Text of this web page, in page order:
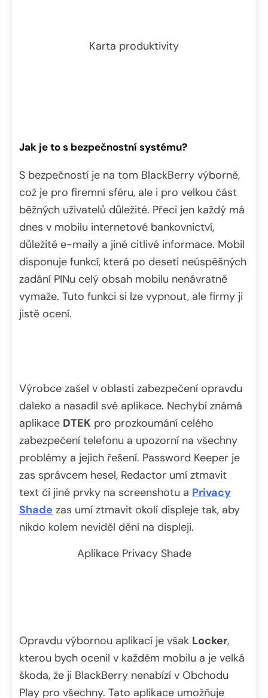
Karta produktivity
Jak je to s bezpečnostní systému?
S bezpečností je na tom BlackBerry výborně,
což je pro firemní sféru, ale i pro velkou část
běžných uživatelů důležité. Přeci jen každý má
dnes v mobilu internetové bankovnictví,
důležité e-maily a jiné citlivé informace. Mobil
disponuje funkcí, která po deseti neúspěšných
zadání PINu celý obsah mobilu nenávratně
vymaže. Tuto funkci si lze vypnout, ale firmy ji
jistě ocení.
Výrobce zašel v oblasti zabezpečení opravdu
daleko a nasadil své aplikace. Nechybí známá
aplikace DTEK pro prozkoumání celého
zabezpečení telefonu a upozorní na všechny
problémy a jejich řešení. Password Keeper je
zas správcem hesel, Redactor umí ztmavit
text či jiné prvky na screenshotu a Privacy
Shade zas umí ztmavit okolí displeje tak, aby
nikdo kolem neviděl dění na displeji.
Aplikace Privacy Shade
Opravdu výbornou aplikací je však Locker,
kterou bych ocenil v každém mobilu a je velká
škoda, že ji BlackBerry nenabízí v Obchodu
Play pro všechny. Tato aplikace umožňuje